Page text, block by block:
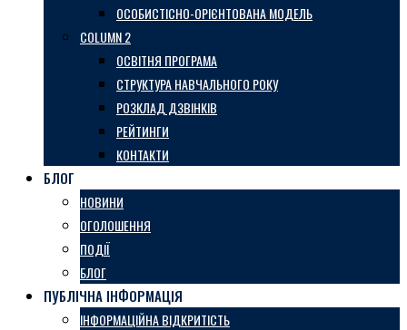
ОСОБИСТІСНО-ОРІЄНТОВАНА МОДЕЛЬ
COLUMN 2
ОСВІТНЯ ПРОГРАМА
СТРУКТУРА НАВЧАЛЬНОГО РОКУ
РОЗКЛАД ДЗВІНКІВ
РЕЙТИНГИ
КОНТАКТИ
БЛОГ
НОВИНИ
ОГОЛОШЕННЯ
ПОДІЇ
БЛОГ
ПУБЛІЧНА ІНФОРМАЦІЯ
ІНФОРМАЦІЙНА ВІДКРИТІСТЬ